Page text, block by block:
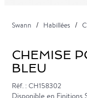
Swann Habillées
CHEMISE
BLEU
Réf. : CH158302
Disponible en Finitions